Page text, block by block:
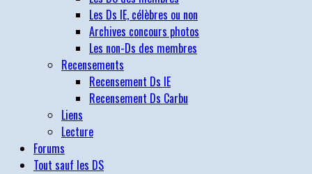
Les Ds IE, célèbres ou non
Archives concours photos
Les non-Ds des membres
Recensements
Recensement Ds IE
Recensement Ds Carbu
Liens
Lecture
Forums
Tout sauf les DS